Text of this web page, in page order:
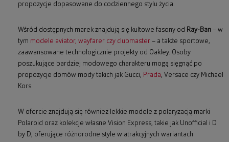
propozycje dopasowane do codziennego stylu życia.
Wśród dostępnych marek znajdują się kultowe fasony od Ray-Ban – w
tym modele aviator, wayfarer czy clubmaster – a także sportowe,
zaawansowane technologicznie projekty od Oakley. Osoby
poszukujące bardziej modowego charakteru mogą sięgnąć po
propozycje domów mody takich jak Gucci, Prada, Versace czy Michael
Kors.
W ofercie znajdują się również lekkie modele z polaryzacją marki
Polaroid oraz kolekcje własne Vision Express, takie jak Unofficial i D
by D, oferujące różnorodne style w atrakcyjnych wariantach